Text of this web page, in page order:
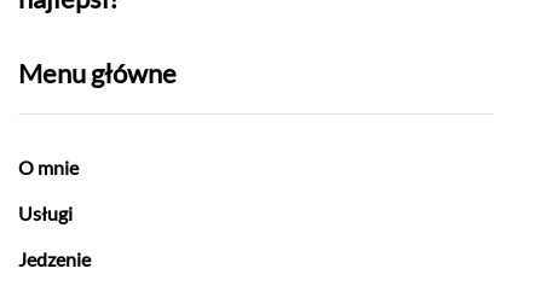
Menu główne
O mnie
Usługi
Jedzenie